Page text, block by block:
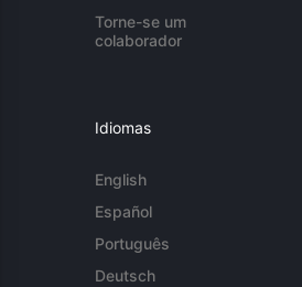
Torne-se um
colaborador
Idiomas
English
Español
Português
Deutsch